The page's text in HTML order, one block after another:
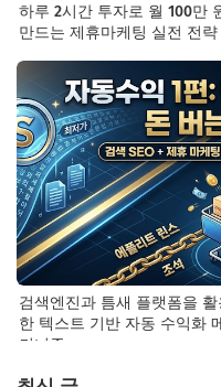
하루 2시간 투자로 월 100만
만드는 제휴마케팅 실전 전략
검색엔진과 틈새 플랫폼을 활
한 텍스트 기반 자동 수익화
커니즘